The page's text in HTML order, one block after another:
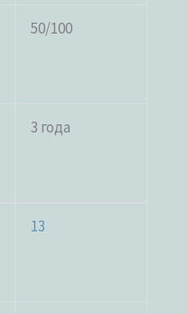
50/100
3 года
13